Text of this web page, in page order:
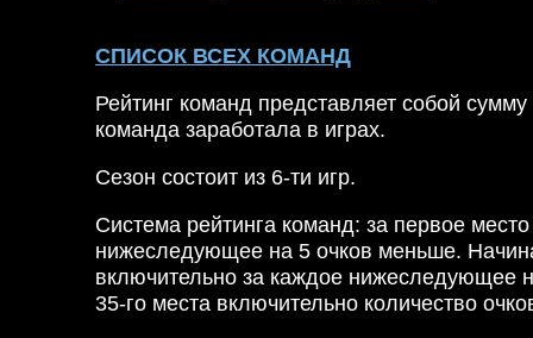
СПИСОК ВСЕХ КОМАНД
Рейтинг команд представляет собой
команда заработала в играх.
Сезон состоит из 6-ти игр.
Система рейтинга команд: за первое
нижеследующее на 5 очков меньше.
включительно за каждое нижеследующее
35-го места включительно количество